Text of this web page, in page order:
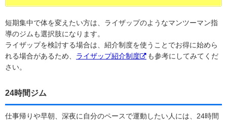
短期集中で体を変えたい方は、ライザップのようなマンツーマン指
導のジムも選択肢になります。
ライザップを検討する場合は、紹介制度を使うことでお得に始めら
れる場合があるため、 ライザップ紹介制度
も参考にしてみてくだ
さい。
24時間ジム
仕事帰りや早朝、深夜に自分のペースで運動したい人には、24時間